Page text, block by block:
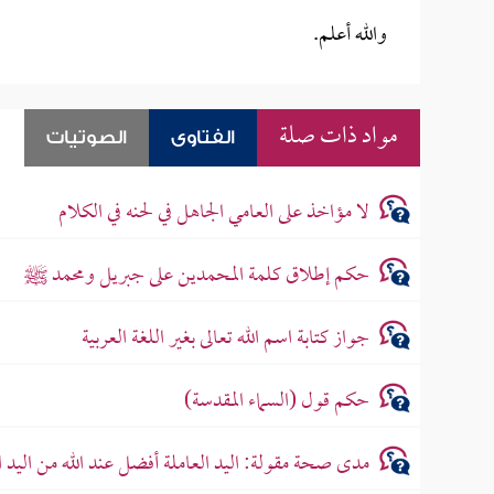
والله أعلم.
مواد ذات صلة الفتاوى الصوتيات
لا مؤاخذ على العامي الجاهل في لحنه في الكلام
حكم إطلاق كلمة المحمدين على جبريل ومحمد ﷺ
جواز كتابة اسم الله تعالى بغير اللغة العربية
حكم قول (السماء المقدسة)
مدى صحة مقولة: اليد العاملة أفضل عند الله من